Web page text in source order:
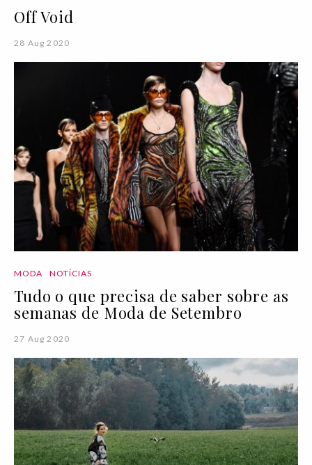
Off Void
28 Aug 2020
MODA NOTÍCIAS
Tudo o que precisa de saber sobre as
semanas de Moda de Setembro
27 Aug 2020